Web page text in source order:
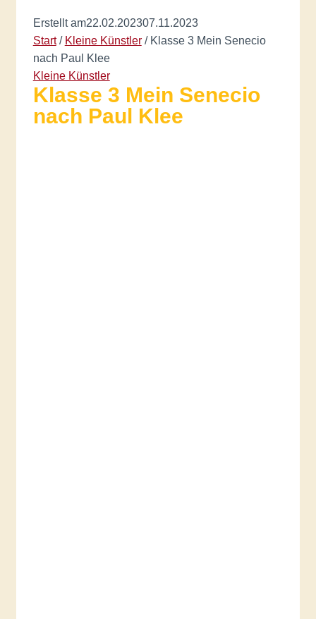
Erstellt am22.02.202307.11.2023
Start / Kleine Künstler / Klasse 3 Mein Senecio
nach Paul Klee
Kleine Künstler
Klasse 3 Mein Senecio
nach Paul Klee